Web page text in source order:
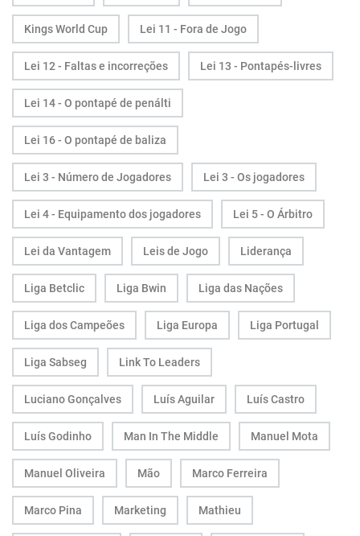
Kings World Cup Lei 11 - Fora de Jogo
Lei 12 - Faltas e incorreções Lei 13 - Pontapés-livres
Lei 14 - O pontapé de penálti
Lei 16 - O pontapé de baliza
Lei 3 - Número de Jogadores Lei 3 - Os jogadores
Lei 4 - Equipamento dos jogadores Lei 5 - O Árbitro
Lei da Vantagem Leis de Jogo Liderança
Liga Betclic Liga Bwin Liga das Nações
Liga dos Campeões Liga Europa Liga Portugal
Liga Sabseg Link To Leaders
Luciano Gonçalves Luís Aguilar Luís Castro
Luís Godinho Man In The Middle Manuel Mota
Manuel Oliveira Mão Marco Ferreira
Marco Pina Marketing Mathieu